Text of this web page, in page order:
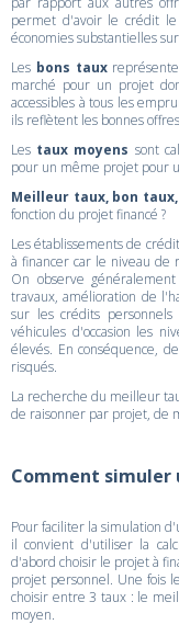
permet d'avoir le crédit
économies substantielles
Les bons taux
marché pour un projet
accessibles à tous les
ils reflètent les bonnes
Les taux moyens sont
pour un même projet pour
Meilleur taux, bon
fonction du projet financé ?
Les établissements de
à financer car le niveau
On observe
travaux, amélioration de
sur les crédits
véhicules d'occasion les
élevés. En conséquence,
risqués.
La recherche du meilleur
de raisonner par projet, de
Comment simuler
Pour faciliter la simulation
il convient d'utiliser la
d'abord choisir le projet à
projet personnel. Une fois
choisir entre 3 taux : le
moyen.